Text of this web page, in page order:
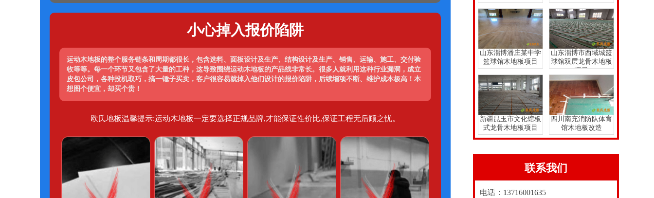
小心掉入报价陷阱
运动木地板的整个服务链条和周期都很长，包含选料、面板设计及生产、结构设计及生产、销售、运输、施工、交付验
收等等。每一个环节又包含了大量的工种，这导致围绕运动木地板的产品线非常长。很多人就利用这种行业漏洞，成立
皮包公司，各种投机取巧，搞一锤子买卖，客户很容易就掉入他们设计的报价陷阱，后续增项不断、维护成本极高！本
想图个便宜，却买个贵！
欧氏地板温馨提示:运动木地板一定要选择正规品牌,才能保证性价比,保证工程无后顾之忧。
山东淄博潘庄某中学
篮球馆木地板项目
山东淄博市西域城篮
球馆双层龙骨木地板
项目
新疆昆玉市文化馆板
式龙骨木地板项目
四川南充消防队体育
馆木地板改造
联系我们
电话：13716001635